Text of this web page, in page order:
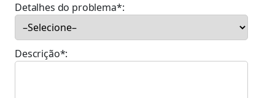
Detalhes do problema*:
Descrição*: